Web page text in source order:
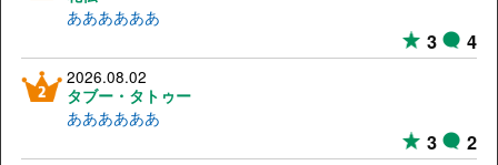
ああああああ
3 4
2026.08.02
タブー・タトゥー
ああああああ
3 2